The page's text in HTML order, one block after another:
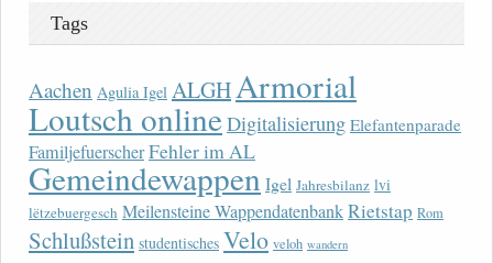
Tags
Aachen Agulia Igel ALGH Armorial
Loutsch onlineDigitalisierung Elefantenparade
FamiljefuerscherFehler im AL
Gemeindewappen Igel Jahresbilanz lvi
lëtzebuergesch Meilensteine WappendatenbankRietstap Rom
Schlußstein studentisches Velo veloh wandern